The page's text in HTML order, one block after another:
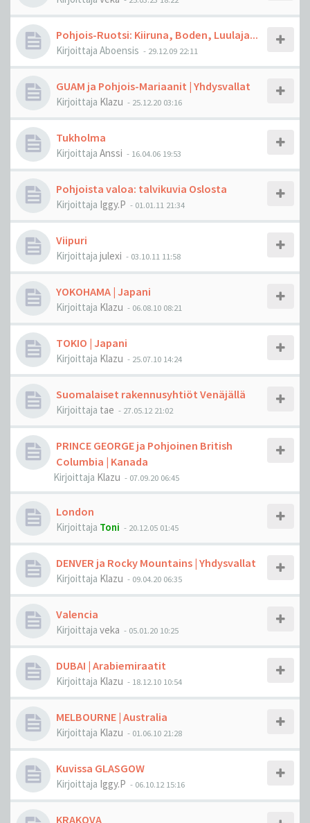
Pohjois-Ruotsi: Kiiruna, Boden, Luulaja...
Kirjoittaja Aboensis - 29.12.09 22:11
GUAM ja Pohjois-Mariaanit | Yhdysvallat
Kirjoittaja Klazu - 25.12.20 03:16
Tukholma
Kirjoittaja Anssi - 16.04.06 19:53
Pohjoista valoa: talvikuvia Oslosta
Kirjoittaja Iggy.P - 01.01.11 21:34
Viipuri
Kirjoittaja julexi - 03.10.11 11:58
YOKOHAMA | Japani
Kirjoittaja Klazu - 06.08.10 08:21
TOKIO | Japani
Kirjoittaja Klazu - 25.07.10 14:24
Suomalaiset rakennusyhtiöt Venäjällä
Kirjoittaja tae - 27.05.12 21:02
PRINCE GEORGE ja Pohjoinen British
Columbia | Kanada
Kirjoittaja Klazu - 07.09.20 06:45
London
Kirjoittaja Toni - 20.12.05 01:45
DENVER ja Rocky Mountains | Yhdysvallat
Kirjoittaja Klazu - 09.04.20 06:35
Valencia
Kirjoittaja veka - 05.01.20 10:25
DUBAI | Arabiemiraatit
Kirjoittaja Klazu - 18.12.10 10:54
MELBOURNE | Australia
Kirjoittaja Klazu - 01.06.10 21:28
Kuvissa GLASGOW
Kirjoittaja Iggy.P - 06.10.12 15:16
KRAKOVA